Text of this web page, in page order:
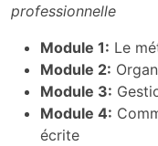
professionnelle
Module 1: Le
Module 2:
Module 3:
Module 4:
écrite